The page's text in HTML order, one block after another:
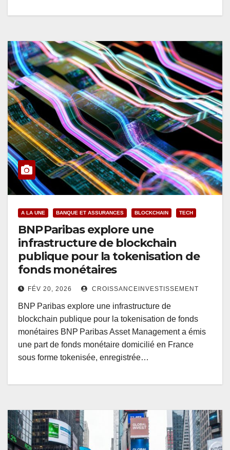
A LA UNE BANQUE ET ASSURANCES BLOCKCHAIN TECH
BNP Paribas explore une
infrastructure de blockchain
publique pour la tokenisation de
fonds monétaires
FÉV 20, 2026 CROISSANCEINVESTISSEMENT
BNP Paribas explore une infrastructure de
blockchain publique pour la tokenisation de fonds
monétaires BNP Paribas Asset Management a émis
une part de fonds monétaire domicilié en France
sous forme tokenisée, enregistrée…